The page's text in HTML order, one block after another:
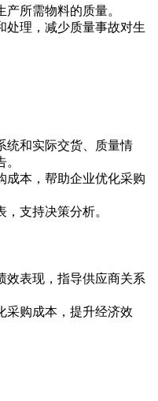
所需物料的质量。
处理，减少质量事故对生
统和实际交货、质量情
成本，帮助企业优化采购
，支持决策分析。
效表现，指导供应商关系
采购成本，提升经济效